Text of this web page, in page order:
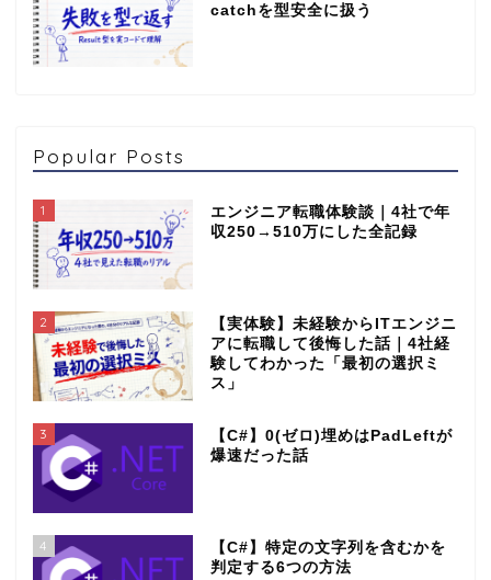
catchを型安全に扱う
Popular Posts
1
エンジニア転職体験談｜4社で年
収250→510万にした全記録
2
【実体験】未経験からITエンジニ
アに転職して後悔した話｜4社経
験してわかった「最初の選択ミ
ス」
3
【C#】0(ゼロ)埋めはPadLeftが
爆速だった話
4
【C#】特定の文字列を含むかを
判定する6つの方法